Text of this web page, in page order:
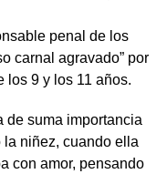
penal de los
carnal agravado” por
los 9 y los 11 años.
de suma importancia
niñez, cuando ella
con amor, pensando